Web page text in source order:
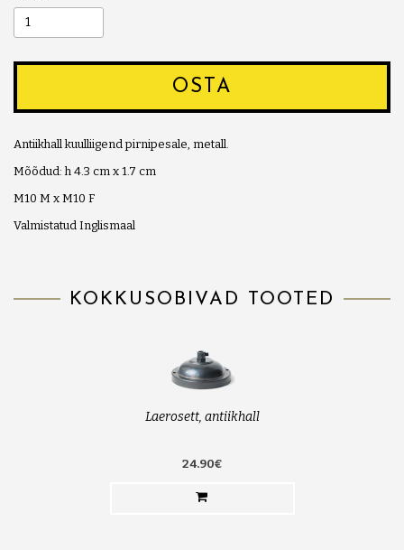
OSTA
Antiikhall kuulliigend pirnipesale, metall.
Mõõdud: h 4.3 cm x 1.7 cm
M10 M x M10 F
Valmistatud Inglismaal
KOKKUSOBIVAD TOOTED
Laerosett, antiikhall
24.90€